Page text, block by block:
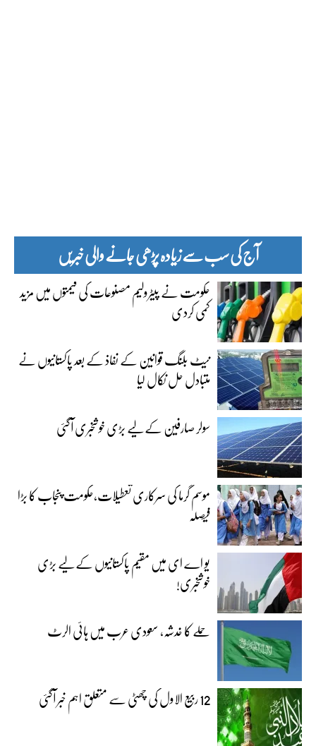
آج کی سب سے زیادہ پڑھی جانے والی خبریں
حکومت نے پیٹرولیم مصنوعات کی قیمتوں میں مزید
کمی کردی
نیٹ بلنگ قوانین کے نفاذ کے بعد پاکستانیوں نے
متبادل حل نکال لیا
سولر صارفین کے لیے بڑی خوشخبری آگئی
موسم گرما کی سرکاری تعطیلات،حکومت پنجاب کا بڑا
فیصلہ
یو اے ای میں مقیم پاکستانیوں کے لیے بڑی
خوشخبری!
حملے کا خدشہ، سعودی عرب میں ہائی الرٹ
12 ربیع الاول کی چھٹی سے متعلق اہم خبر آگئی